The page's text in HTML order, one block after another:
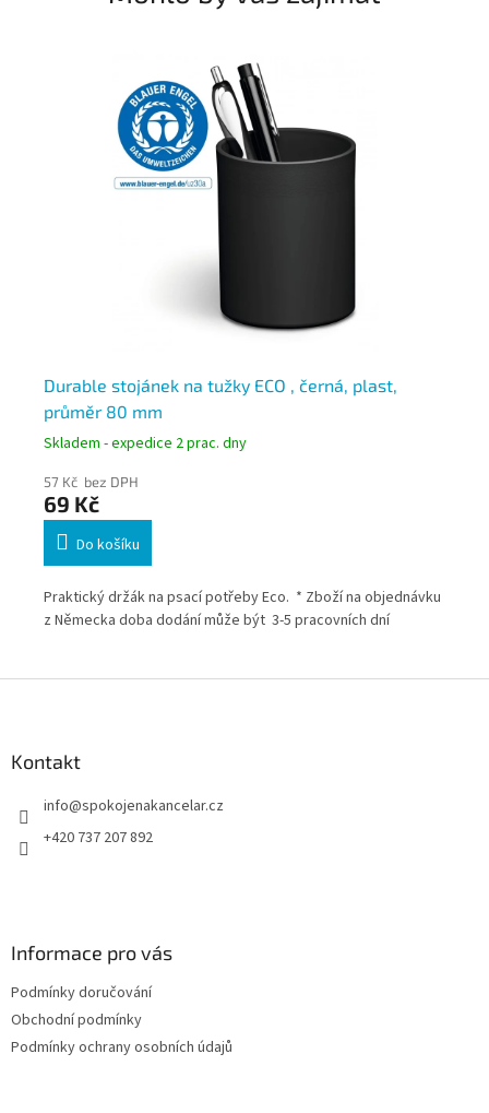
Durable stojánek na tužky ECO , černá, plast,
průměr 80 mm
Skladem - expedice 2 prac. dny
57 Kč bez DPH
69 Kč
Do košíku
Praktický držák na psací potřeby Eco. * Zboží na objednávku
z Německa doba dodání může být 3-5 pracovních dní
Kontakt
info@spokojenakancelar.cz
+420 737 207 892
Informace pro vás
Podmínky doručování
Obchodní podmínky
Podmínky ochrany osobních údajů